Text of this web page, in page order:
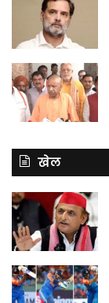
खेल